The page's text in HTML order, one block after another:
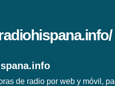
de radio por web y móvil,